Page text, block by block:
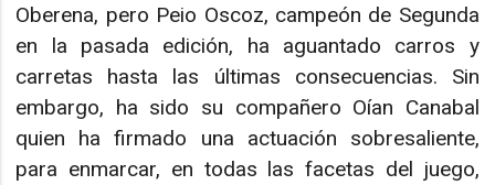
Oberena, pero Peio Oscoz, campeón de Segunda
en la pasada edición, ha aguantado carros y
carretas hasta las últimas consecuencias. Sin
embargo, ha sido su compañero Oían Canabal
quien ha firmado una actuación sobresaliente,
para enmarcar, en todas las facetas del juego,